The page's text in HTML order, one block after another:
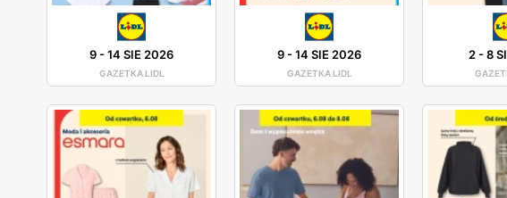
9-14 SIE 2026
GAZETKA LIDL
9-14 SIE 2026
GAZETKA LIDL
2-8